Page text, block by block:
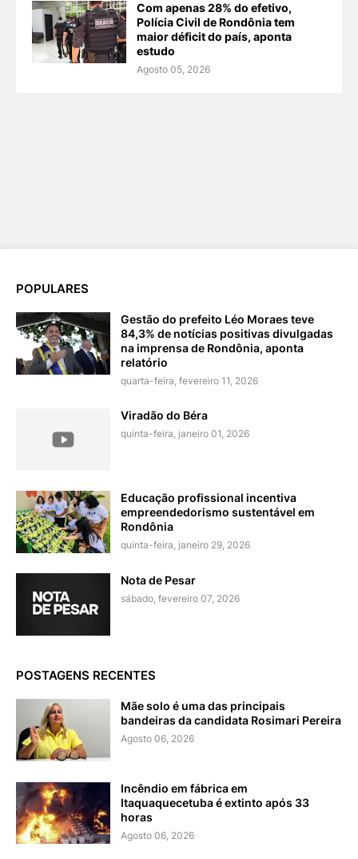
Com apenas 28% do efetivo,
Polícia Civil de Rondônia tem
maior déficit do país, aponta
estudo
Agosto 05, 2026
POPULARES
Gestão do prefeito Léo Moraes teve
84,3% de notícias positivas divulgadas
na imprensa de Rondônia, aponta
relatório
quarta-feira, fevereiro 11, 2026
Viradão do Béra
quinta-feira, janeiro 01, 2026
Educação profissional incentiva
empreendedorismo sustentável em
Rondônia
quinta-feira, janeiro 29, 2026
Nota de Pesar
sábado, fevereiro 07, 2026
POSTAGENS RECENTES
Mãe solo é uma das principais
bandeiras da candidata Rosimari Pereira
Agosto 06, 2026
Incêndio em fábrica em
Itaquaquecetuba é extinto após 33
horas
Agosto 06, 2026